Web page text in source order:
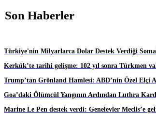
Son Haberler
Türkiye'nin Milyarlarca Dolar Destek Verdiği
Kerkük’te tarihi gelişme: 102 yıl sonra Türkmen
Trump’tan Grönland Hamlesi: ABD’nin Özel Elçi
Goa’daki Ölümcül Yangının Ardından Luthra
Marine Le Pen destek verdi: Genelevler Meclis’e